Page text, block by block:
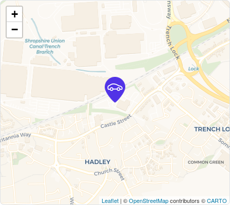
+
−
Leaflet | ©OpenStreetMapcontributors ©CARTO